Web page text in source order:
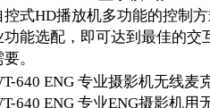
控式HD播放机多功能的控制
功能选配，即可达到最佳的交
。
640 ENG 专业摄影机无线麦
640 ENG 专业ENG摄影机